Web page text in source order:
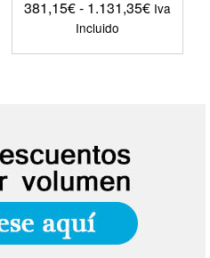
381,15€- 1.131,35€Rango
Iva
Incluido
Este
opciones
se
pueden
elegir
en
la